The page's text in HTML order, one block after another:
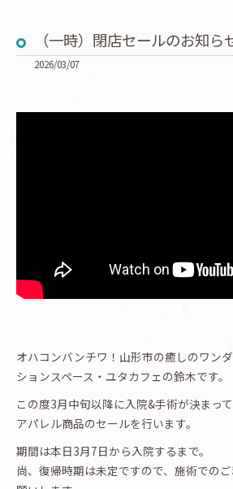
（一時）閉店セールのお知ら
2026/03/07
オハコンバンチワ！山形市の癒しのワン
ションスペース・ユタカフェの鈴木です。
この度3月中旬以降に入院&手術が決まっ
アパレル商品のセールを行います。
期間は本日3月7日から入院するまで。
尚、復帰時期は未定ですので、施術での